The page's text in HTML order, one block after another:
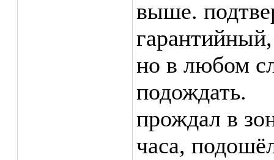
выше.
но в любом
подождать.
прождал в
часа,